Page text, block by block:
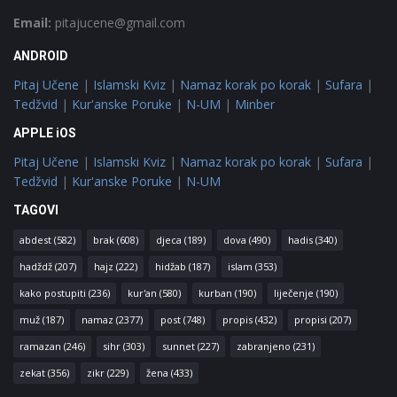
Email: pitajucene@gmail.com
ANDROID
Pitaj Učene | Islamski Kviz | Namaz korak po korak | Sufara |
Tedžvid | Kur'anske Poruke | N-UM | Minber
APPLE iOS
Pitaj Učene | Islamski Kviz | Namaz korak po korak | Sufara |
Tedžvid | Kur'anske Poruke | N-UM
TAGOVI
abdest (582) brak (608) djeca (189) dova (490) hadis (340)
hadždž (207) hajz (222) hidžab (187) islam (353)
kako postupiti (236) kur'an (580) kurban (190) liječenje (190)
muž (187) namaz (2377) post (748) propis (432) propisi (207)
ramazan (246) sihr (303) sunnet (227) zabranjeno (231)
zekat (356) zikr (229) žena (433)